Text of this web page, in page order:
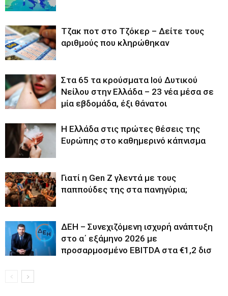
Tζακ ποτ στο Τζόκερ – Δείτε τους
αριθμούς που κληρώθηκαν
Στα 65 τα κρούσματα Ιού Δυτικού
Νείλου στην Ελλάδα – 23 νέα μέσα σε
μία εβδομάδα, έξι θάνατοι
Η Ελλάδα στις πρώτες θέσεις της
Ευρώπης στο καθημερινό κάπνισμα
Γιατί η Gen Z γλεντά με τους
παππούδες της στα πανηγύρια;
ΔΕΗ – Συνεχιζόμενη ισχυρή ανάπτυξη
στο α΄ εξάμηνο 2026 με
προσαρμοσμένο EBITDA στα €1,2 δισ